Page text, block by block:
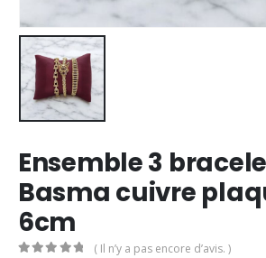
Ensemble 3
Basma cuivre
6cm
( Il n’y a pas encore d’avis. )